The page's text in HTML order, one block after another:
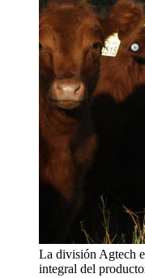
La división Agtech
integral del